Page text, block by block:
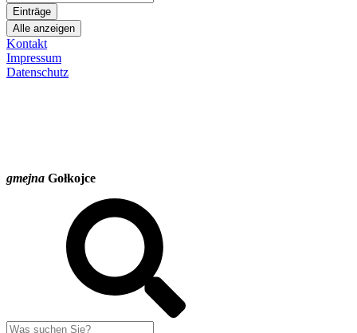
Einträge
Alle anzeigen
Kontakt
Impressum
Datenschutz
gmejna Gołkojce